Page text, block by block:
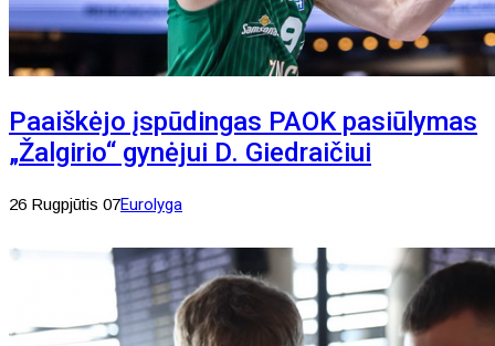
Paaiškėjo įspūdingas PAOK pasiūlymas
„Žalgirio“ gynėjui D. Giedraičiui
26 Rugpjūtis 07Eurolyga